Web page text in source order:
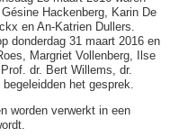
Hackenberg, Karin De
en An-Katrien Dullers.
donderdag 31 maart 2016 en
Margriet Vollenberg, Ilse
dr. Bert Willems, dr.
het gesprek.
worden verwerkt in een